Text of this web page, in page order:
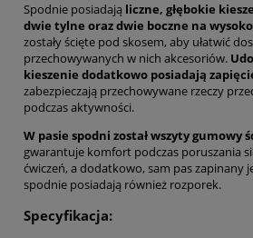
Spodnie posiadają liczne, głębokie
dwie tylne oraz dwie boczne na
zostały ścięte pod skosem, aby ułatwić
przechowywanych w nich akcesoriów.
kieszenie dodatkowo posiadają
zabezpieczają przechowywane rzeczy
podczas aktywności.
W pasie spodni został wszyty gumowy
gwarantuje komfort podczas poruszania
ćwiczeń, a dodatkowo, sam pas zapinany
spodnie posiadają również rozporek.
Specyfikacja: